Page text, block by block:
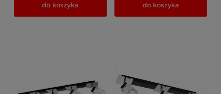
do koszyka do koszyka